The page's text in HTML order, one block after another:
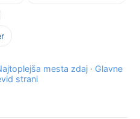
mesta zdaj · Glavne
strani